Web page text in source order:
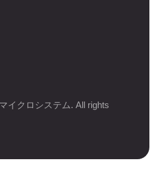
イクロシステム. All rights